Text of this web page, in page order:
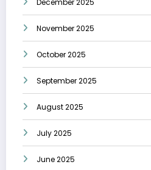
December 2025
November 2025
October 2025
September 2025
August 2025
July 2025
June 2025